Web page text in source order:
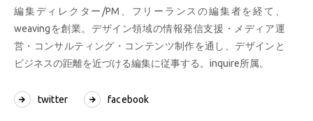
編集ディレクター/PM、フリーランスの編集者を経て、
weavingを創業。デザイン領域の情報発信支援・メディア運
営・コンサルティング・コンテンツ制作を通し、デザインと
ビジネスの距離を近づける編集に従事する。inquire所属。
twitter facebook